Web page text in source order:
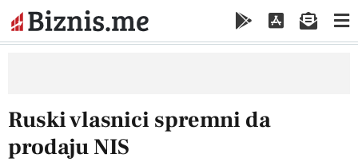
Ruski vlasnici spremni da
prodaju NIS